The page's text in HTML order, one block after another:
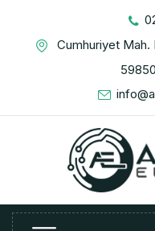
Cumhuriyet